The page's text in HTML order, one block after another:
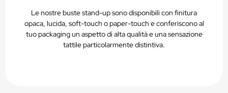
Le nostre buste stand-up sono disponibili con finitura
opaca, lucida, soft-touch o paper-touch e conferiscono al
tuo packaging un aspetto di alta qualità e una sensazione
tattile particolarmente distintiva.